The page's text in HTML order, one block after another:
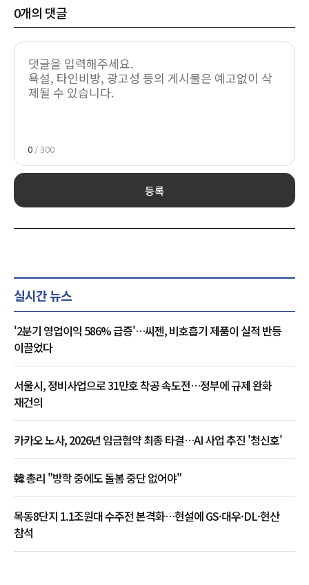
0개의 댓글
0 / 300
등록
실시간 뉴스
'2분기 영업이익 586% 급증'…씨젠, 비호흡기 제품이 실적 반등
이끌었다
서울시, 정비사업으로 31만호 착공 속도전…정부에 규제 완화
재건의
카카오 노사, 2026년 임금협약 최종 타결…AI 사업 추진 '청신호'
韓 총리 "방학 중에도 돌봄 중단 없어야"
목동8단지 1.1조원대 수주전 본격화…현설에 GS·대우·DL·현산
참석